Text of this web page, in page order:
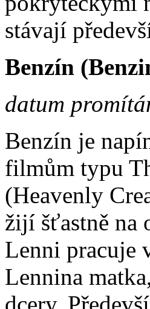
stávají
Benzín
datum
Benzín je
filmům typu
(Heavenly
žijí šťastně na
Lenni pracuje
Lennina
dcery.